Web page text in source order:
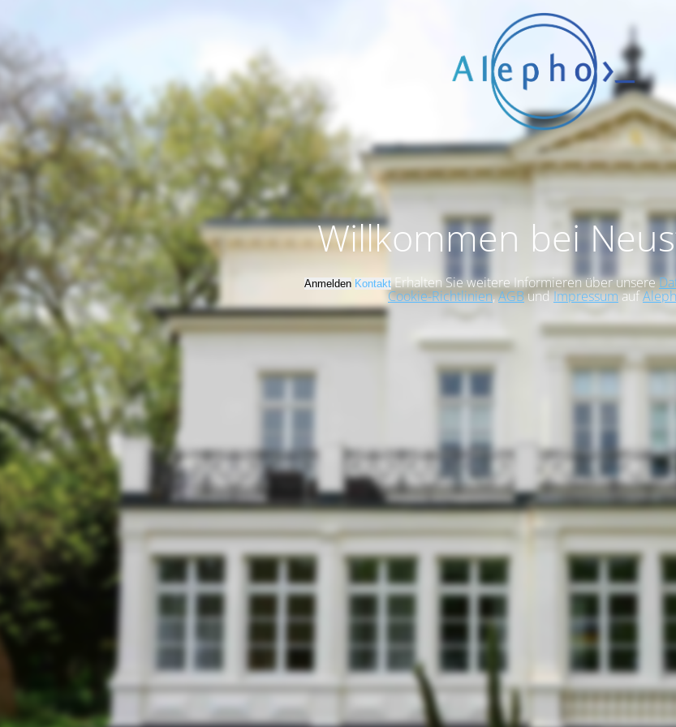
Willkommen bei
Anmelden KontaktErhalten Sie weitere Informieren über unsere
Cookie-Richtlinien,AGBundImpressumauf